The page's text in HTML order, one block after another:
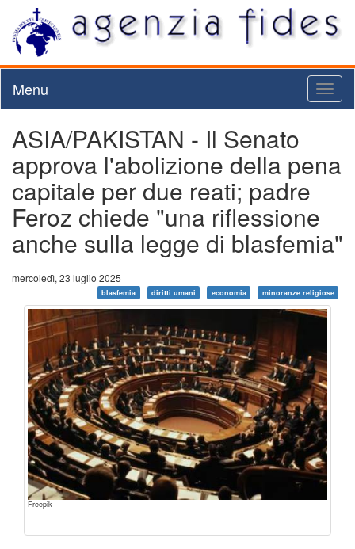
Menu
ASIA/PAKISTAN - Il Senato
approva l'abolizione della pena
capitale per due reati; padre
Feroz chiede "una riflessione
anche sulla legge di blasfemia"
mercoledì, 23 luglio 2025
blasfemia diritti umani economia minoranze religiose
Freepik